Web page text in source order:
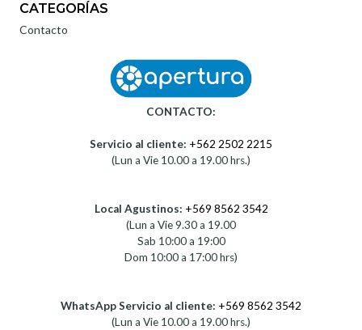
CATEGORÍAS
Contacto
CONTACTO:
Servicio al cliente: +562 2502 2215
(Lun a Vie 10.00 a 19.00 hrs.)
Local Agustinos: +569 8562 3542
(Lun a Vie 9.30 a 19.00
Sab 10:00 a 19:00
Dom 10:00 a 17:00 hrs)
WhatsApp Servicio al cliente: +569 8562 3542
(Lun a Vie 10.00 a 19.00 hrs.)